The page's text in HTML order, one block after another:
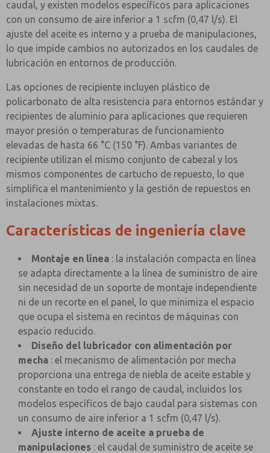
caudal, y existen modelos específicos para aplicaciones
con un consumo de aire inferior a 1 scfm (0,47 l/s). El
ajuste del aceite es interno y a prueba de manipulaciones,
lo que impide cambios no autorizados en los caudales de
lubricación en entornos de producción.
Las opciones de recipiente incluyen plástico de
policarbonato de alta resistencia para entornos estándar y
recipientes de aluminio para aplicaciones que requieren
mayor presión o temperaturas de funcionamiento
elevadas de hasta 66 °C (150 °F). Ambas variantes de
recipiente utilizan el mismo conjunto de cabezal y los
mismos componentes de cartucho de repuesto, lo que
simplifica el mantenimiento y la gestión de repuestos en
instalaciones mixtas.
Características de ingeniería clave
Montaje en línea : la instalación compacta en línea
se adapta directamente a la línea de suministro de aire
sin necesidad de un soporte de montaje independiente
ni de un recorte en el panel, lo que minimiza el espacio
que ocupa el sistema en recintos de máquinas con
espacio reducido.
Diseño del lubricador con alimentación por
mecha : el mecanismo de alimentación por mecha
proporciona una entrega de niebla de aceite estable y
constante en todo el rango de caudal, incluidos los
modelos específicos de bajo caudal para sistemas con
un consumo de aire inferior a 1 scfm (0,47 l/s).
Ajuste interno de aceite a prueba de
manipulaciones : el caudal de suministro de aceite se